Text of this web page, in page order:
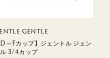
GENTLE
D～Fカップ】ジェントル ジェン
ル 3/4カップ